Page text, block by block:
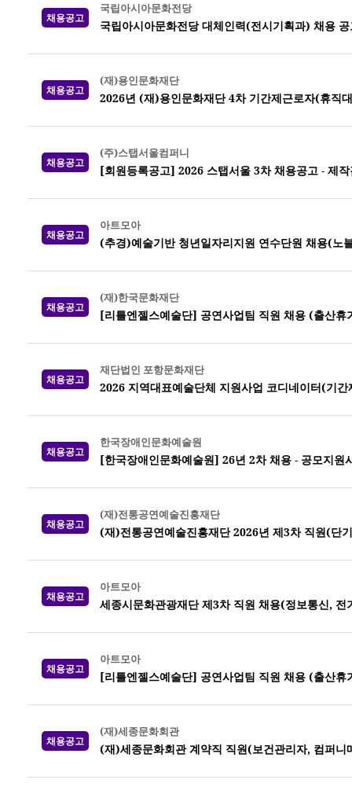
채용공고
국립아시아문화전당
국립아시아문화전당 대체인력(전시기획과) 채용
채용공고
(재)용인문화재단
2026년 (재)용인문화재단 4차 기간제근로자(휴직
채용공고
(주)스탭서울컴퍼니
[회원등록공고] 2026 스탭서울 3차 채용공고 - 제
채용공고
아트모아
(추경)예술기반 청년일자리지원 연수단원 채용(노
채용공고
(재)한국문화재단
[리틀엔젤스예술단] 공연사업팀 직원 채용 (출산휴
채용공고
재단법인 포항문화재단
2026 지역대표예술단체 지원사업 코디네이터(기
채용공고
한국장애인문화예술원
[한국장애인문화예술원] 26년 2차 채용 - 공모지원
채용공고
(재)전통공연예술진흥재단
(재)전통공연예술진흥재단 2026년 제3차 직원(단
채용공고
아트모아
세종시문화관광재단 제3차 직원 채용(정보통신,
채용공고
아트모아
[리틀엔젤스예술단] 공연사업팀 직원 채용 (출산휴
채용공고
(재)세종문화회관
(재)세종문화회관 계약직 직원(보건관리자, 컴퍼